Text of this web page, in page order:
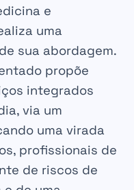
e
uma
sua abordagem.
propõe
integrados
via um
uma virada
profissionais de
de riscos de